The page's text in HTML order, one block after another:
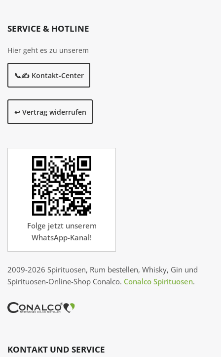
SERVICE & HOTLINE
Hier geht es zu unserem
📞✍️ Kontakt-Center
↩️ Vertrag widerrufen
Folge jetzt unserem
WhatsApp-Kanal!
2009-2026 Spirituosen, Rum bestellen, Whisky, Gin und
Spirituosen-Online-Shop Conalco. Conalco Spirituosen.
KONTAKT UND SERVICE